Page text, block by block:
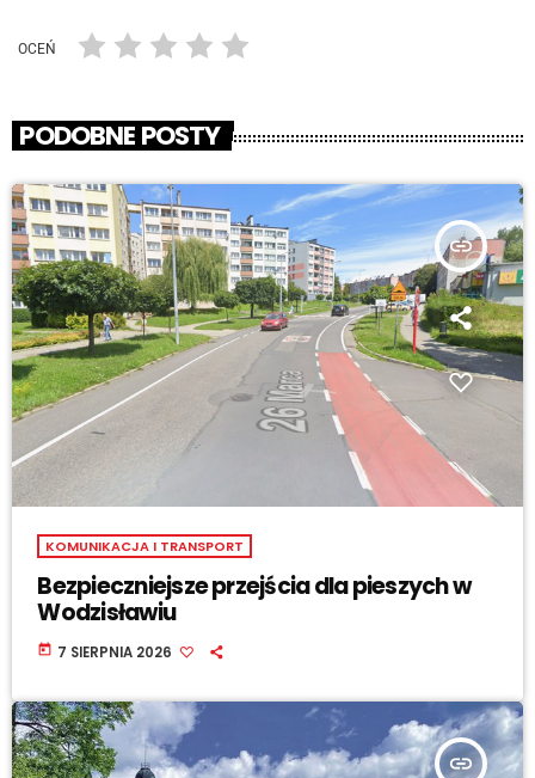
OCEŃ
PODOBNE POSTY
insert_link
KOMUNIKACJA I TRANSPORT
Bezpieczniejsze przejścia dla pieszych w
Wodzisławiu
today 7 SIERPNIA 2026
insert_link